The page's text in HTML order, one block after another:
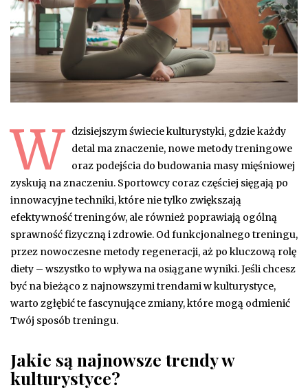
W
dzisiejszym świecie kulturystyki, gdzie każdy
detal ma znaczenie, nowe metody treningowe
oraz podejścia do budowania masy mięśniowej
zyskują na znaczeniu. Sportowcy coraz częściej sięgają po
innowacyjne techniki, które nie tylko zwiększają
efektywność treningów, ale również poprawiają ogólną
sprawność fizyczną i zdrowie. Od funkcjonalnego treningu,
przez nowoczesne metody regeneracji, aż po kluczową rolę
diety – wszystko to wpływa na osiągane wyniki. Jeśli chcesz
być na bieżąco z najnowszymi trendami w kulturystyce,
warto zgłębić te fascynujące zmiany, które mogą odmienić
Twój sposób treningu.
Jakie są najnowsze trendy w
kulturystyce?